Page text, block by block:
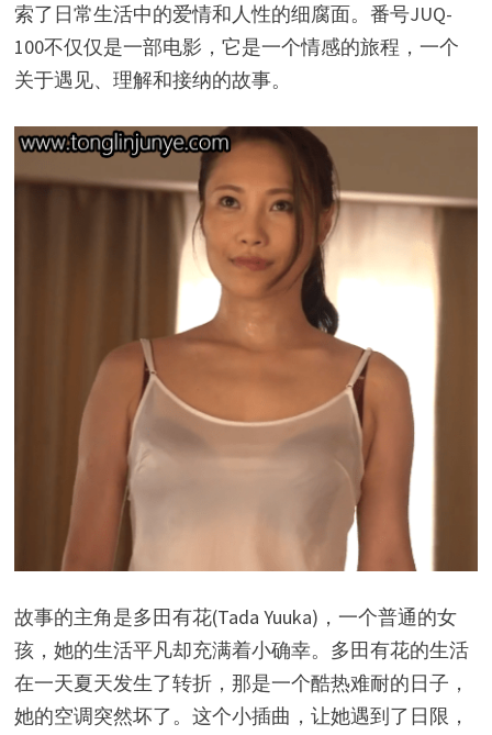
索了日常生活中的爱情和人性的细腐面。番号JUQ-
100不仅仅是一部电影，它是一个情感的旅程，一个
关于遇见、理解和接纳的故事。
故事的主角是多田有花(Tada Yuuka)，一个普通的女
孩，她的生活平凡却充满着小确幸。多田有花的生活
在一天夏天发生了转折，那是一个酷热难耐的日子，
她的空调突然坏了。这个小插曲，让她遇到了日限，